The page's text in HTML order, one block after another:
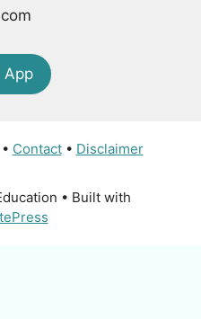
App
Contact• Disclaimer
• Built with